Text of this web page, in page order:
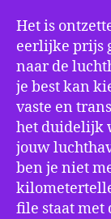
Het is
eerlijke prijs
naar de
je best kan
vaste en
het duidelijk
jouw
ben je niet
file staat met